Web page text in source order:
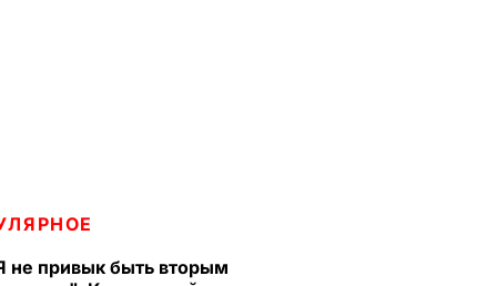
не привык быть вторым